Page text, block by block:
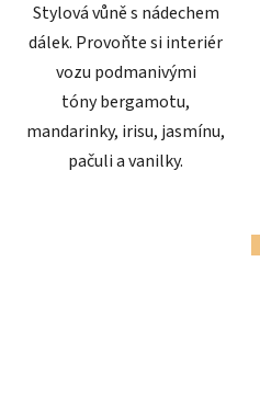
Stylová vůně s nádechem
dálek. Provoňte si interiér
vozu podmanivými
tóny bergamotu,
mandarinky, irisu, jasmínu,
pačuli a vanilky.